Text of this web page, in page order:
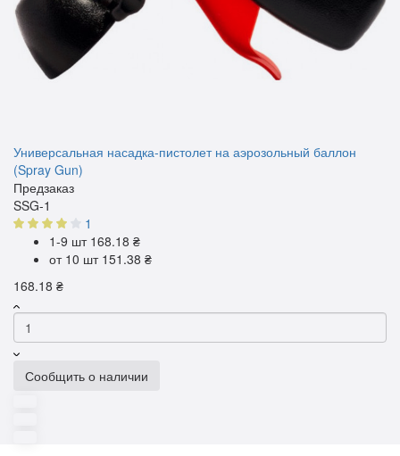
Универсальная насадка-пистолет на аэрозольный баллон
(Spray Gun)
Предзаказ
SSG-1
1
1-9 шт 168.18 ₴
от 10 шт 151.38 ₴
168.18 ₴
Сообщить о наличии